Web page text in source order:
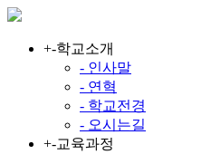
+-학교소개
- 인사말
- 연혁
- 학교전경
- 오시는길
+-교육과정